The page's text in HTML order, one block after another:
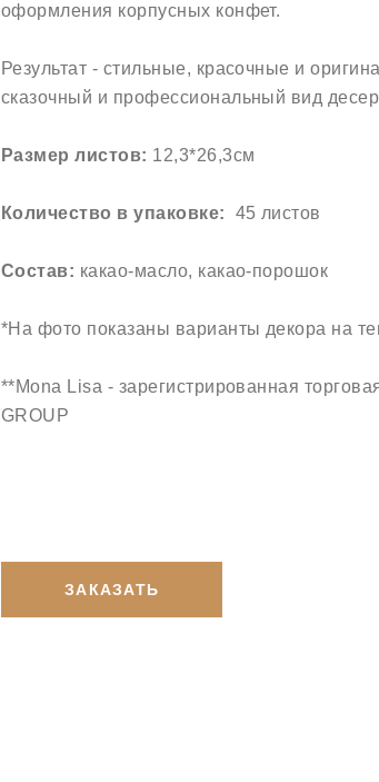
оформления корпусных конфет.
Результат - стильные, красочные и
сказочный и профессиональный вид
Размер листов: 12,3*26,3см
Количество в упаковке: 45 листов
Состав: какао-масло, какао-порошок
*На фото показаны варианты декора на
**Mona Lisa - зарегистрированная
GROUP
ЗАКАЗАТЬ